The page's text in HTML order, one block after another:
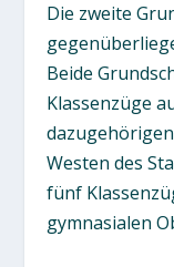
Die zweite
Beide
Klassenzüge
Westen des
fünf
gymnasialen